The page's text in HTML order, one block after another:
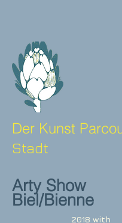
Der Kunst
Stadt
Arty Show
Biel/Bienne
2018 with